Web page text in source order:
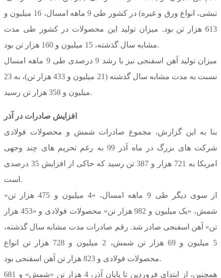
نبشی، انواع ورق و غیره) در کشور طی 9 ماهه امسال، 16 میلیون و
613 هزار تن بود. میزان تولید این محصولات در کشور طی مدت
مشابه سال گذشته، 15 میلیون و 160 هزار تن بود.
میزان تولید آهن اسفنجی نیز با رشد 9 درصدی طی 9 ماهه امسال
نسبت به مدت مشابه سال گذشته (21 میلیون و 433 هزار تن)، به 23
میلیون و 358 هزار تن رسید.
افزایش صادرات در آذر
بنا به این گزارش، مجموع صادرات شمش و محصولات فولادی
شرکت های بزرگ در ماه آذر 99 به رغم تحریم های چند وجهی
امریکا به 721 هزار و 387 تن رسید که حاکی از افزایش 35 درصدی
است.
از سوی دیگر طی 9 ماهه امسال، «4 میلیون و 475 هزار تن»
شمش، «یک میلیون و 982 هزار تن» محصولات فولادی و «453 هزار
تن» آهن اسفنجی صادر شد. رقم صادرات مدت مشابه سال گذشته،
5 میلیون و 69 هزار تن شمش، 2 میلیون و 728 هزار تن انواع
محصولات فولادی و 823 هزار تن آهن اسفنجی بود.
همچنین، از ابتدای فروردین تا پایان آذر، 4 هزار تن «شمش» و 681